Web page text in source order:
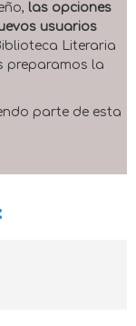
las opciones
usuarios
Literaria
preparamos la
parte de esta